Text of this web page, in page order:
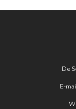
De
E-